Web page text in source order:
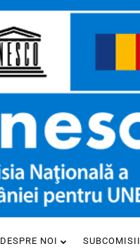
DESPRE NOI SUBCOMISII